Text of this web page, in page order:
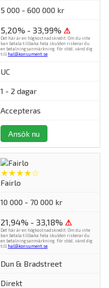
5 000 - 600 000 kr
5,20% - 33,99% ⚠
Det här är en högkostnadskredit. Om du inte
kan betala tillbaka hela skulden riskerar du
en betalningsanmärkning. För stöd, vänd dig
till hallåkonsument.se
UC
1 - 2 dagar
Accepteras
Ansök nu
★★★★☆
Fairlo
10 000 - 70 000 kr
21,94% - 33,18% ⚠
Det här är en högkostnadskredit. Om du inte
kan betala tillbaka hela skulden riskerar du
en betalningsanmärkning. För stöd, vänd dig
till hallåkonsument.se
Dun & Bradstreet
Direkt